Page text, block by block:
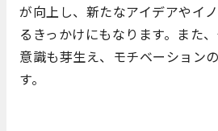
が向上し、新たなアイデアやイ
るきっかけにもなります。また
意識も芽生え、モチベーション
す。